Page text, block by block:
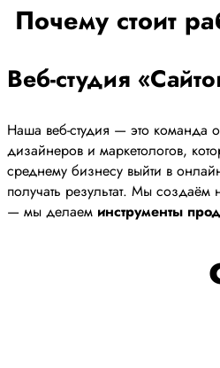
Почему стоит
Веб-студия
Наша веб-студия — это команда
дизайнеров и маркетологов,
среднему бизнесу выйти в
получать результат. Мы создаём
— мы делаем инструменты